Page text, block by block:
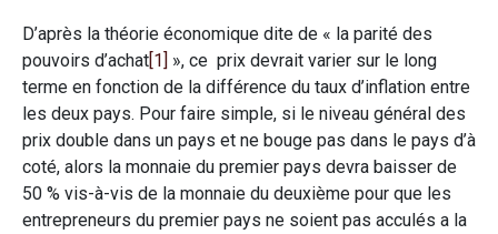
D’après la théorie économique dite de « la parité des
pouvoirs d’achat[1] », ce prix devrait varier sur le long
terme en fonction de la différence du taux d’inflation entre
les deux pays. Pour faire simple, si le niveau général des
prix double dans un pays et ne bouge pas dans le pays d’à
coté, alors la monnaie du premier pays devra baisser de
50 % vis-à-vis de la monnaie du deuxième pour que les
entrepreneurs du premier pays ne soient pas acculés a la